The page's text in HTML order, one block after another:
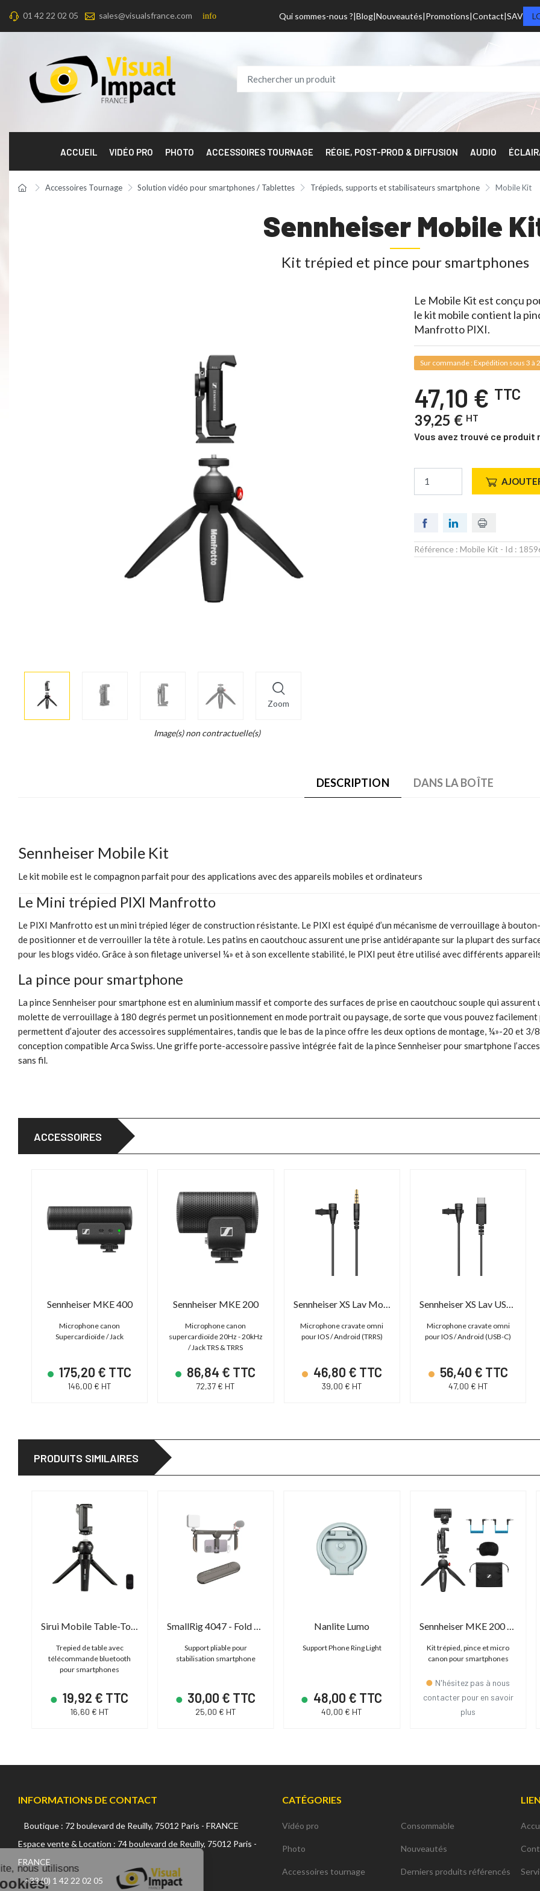
01 42 22 02 05 sales@visualsfrance.com info Qui sommes-nous ? Blog Nouveautés Promotions Contact SAV
ACCUEIL VIDÉO PRO PHOTO ACCESSOIRES TOURNAGE RÉGIE, POST-PROD & DIFFUSION AUDIO
Accessoires Tournage Solution vidéo pour smartphones / Tablettes Trépieds, supports et stabilisateurs smartphone Mobile Kit
Sennheiser Mobile
Kit trépied et pince pour smartphones
Zoom
More
info
Image(s) non contractuelle(s)
Le Mobile Kit est conçu
le kit mobile contient la
Manfrotto PIXI.
Sur commande : Expédition sous 3 à
47,10 € TTC
39,25 € HT
Vous avez trouvé ce produit
Référence : Mobile Kit - Id :
DESCRIPTION DANS LA BOÎTE
Sennheiser Mobile Kit
Le kit mobile est le compagnon parfait pour des applications avec des appareils mobiles et ordinateurs
Le Mini trépied PIXI Manfrotto
Le PIXI Manfrotto est un mini trépied léger de construction résistante. Le PIXI est équipé d’un mécanisme de verrouillage à
de positionner et de verrouiller la tête à rotule. Les patins en caoutchouc assurent une prise antidérapante sur la plupart des
pour les blogs vidéo. Grâce à son filetage universel ¼» et à son excellente stabilité, le PIXI peut être utilisé avec différents appareils
La pince pour smartphone
La pince Sennheiser pour smartphone est en aluminium massif et comporte des surfaces de prise en caoutchouc souple qui
molette de verrouillage à 180 degrés permet un positionnement en mode portrait ou paysage, de sorte que vous pouvez
permettent d’ajouter des accessoires supplémentaires, tandis que le bas de la pince offre les deux options de montage, ¼»-20 et 3/
conception compatible Arca Swiss. Une griffe porte-accessoire passive intégrée fait de la pince Sennheiser pour smartphone
sans fil.
ACCESSOIRES
Sennheiser MKE 400
Microphone canon
Supercardioïde / Jack
175,20 € TTC
146,00 € HT
Sennheiser MKE 200
Microphone canon
supercardioïde 20Hz - 20kHz
/ Jack TRS & TRRS
86,84 € TTC
72,37 € HT
Sennheiser XS Lav Mobile
Microphone cravate omni
pour IOS / Android (TRRS)
46,80 € TTC
39,00 € HT
Sennheiser XS Lav USB-C
Microphone cravate omni
pour IOS / Android (USB-C)
56,40 € TTC
47,00 € HT
PRODUITS SIMILAIRES
Trepied de table avec
télécommande bluetooth
pour smartphones
19,92 € TTC
16,60 € HT
Support pliable pour
stabilisation smartphone
30,00 € TTC
25,00 € HT
Nanlite Lumo
Support Phone Ring Light
48,00 € TTC
40,00 € HT
Kit trépied, pince et micro
canon pour smartphones
N'hésitez pas à nous
contacter pour en savoir
plus
INFORMATIONS DE CONTACT
Boutique : 72 boulevard de Reuilly, 75012 Paris - FRANCE
Espace vente & Location : 74 boulevard de Reuilly, 75012 Paris -
FRANCE
+33 (0) 1 42 22 02 05
CATÉGORIES
Vidéo pro
Photo
Accessoires tournage
Consommable
Nouveautés
Derniers produits référencés
Sur ce site, nous utilisons
des cookies.